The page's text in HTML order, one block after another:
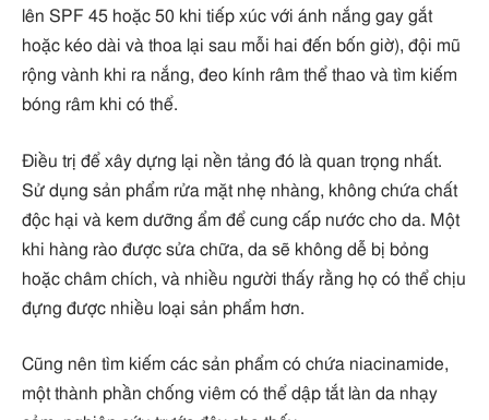
lên SPF 45 hoặc 50 khi tiếp xúc với ánh nắng gay gắt
hoặc kéo dài và thoa lại sau mỗi hai đến bốn giờ), đội mũ
rộng vành khi ra nắng, đeo kính râm thể thao và tìm kiếm
bóng râm khi có thể.
Điều trị để xây dựng lại nền tảng đó là quan trọng nhất.
Sử dụng sản phẩm rửa mặt nhẹ nhàng, không chứa chất
độc hại và kem dưỡng ẩm để cung cấp nước cho da. Một
khi hàng rào được sửa chữa, da sẽ không dễ bị bỏng
hoặc châm chích, và nhiều người thấy rằng họ có thể chịu
đựng được nhiều loại sản phẩm hơn.
Cũng nên tìm kiếm các sản phẩm có chứa niacinamide,
một thành phần chống viêm có thể dập tắt làn da nhạy